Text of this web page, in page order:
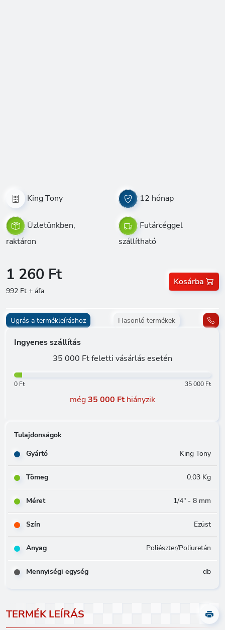
TERMÉK LEÍRÁS
King Tony 12 hónap
Üzletünkben,
raktáron
Futárcéggel
szállítható
1 260 Ft
992 Ft + áfa
Kosárba
Ugrás a termékleíráshoz Hasonló termékek
Ingyenes szállítás
35 000 Ft feletti vásárlás esetén
0 Ft 35 000 Ft
még35 000 Fthiányzik
Tulajdonságok
Gyártó
King Tony
Tömeg 0.03 Kg
Méret 1/4" - 8 mm
Szín Ezüst
Anyag Poliészter/Poliuretán
Mennyiségi egység db